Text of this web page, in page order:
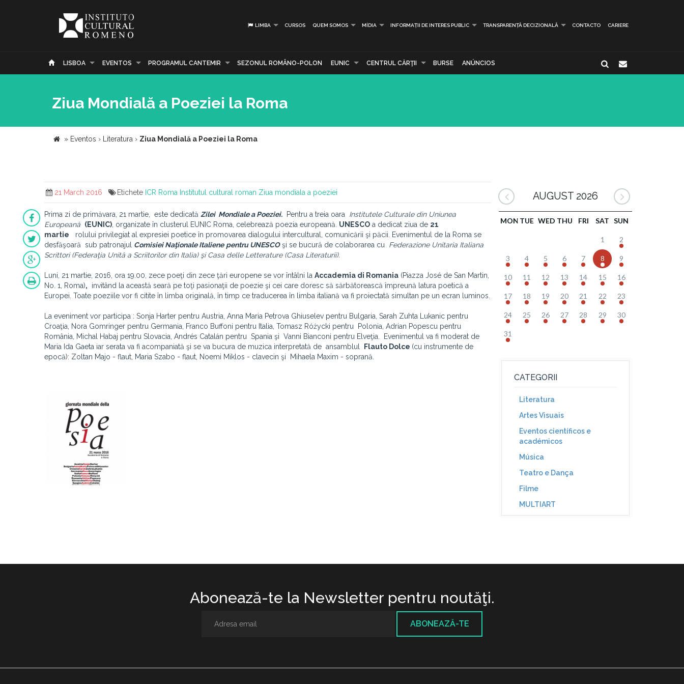
LIMBA CURSOS QUEM SOMOS MÍDIA INFORMAȚII DE INTERES PUBLIC TRANSPARENȚĂ DECIZIONALĂ CONTACTO CARIERE
LISBOA EVENTOS PROGRAMUL CANTEMIR SEZONUL ROMÂNO-POLON EUNIC CENTRUL CĂRŢII BURSE ANÚNCIOS
Ziua Mondială a Poeziei la Roma
» Eventos › Literatura › Ziua Mondială a Poeziei la Roma
21 March 2016 Etichete ICR Roma Institutul cultural roman Ziua mondiala a poeziei
Prima zi de primăvara, 21 martie, este dedicată Zilei Mondiale a Poeziei. Pentru a treia oara Institutele Culturaledin Uniunea
Europeană (EUNIC) , organizate în clusterul EUNIC Roma, celebrează poezia europeană. UNESCO a dedicat ziua de 21
martie
rolului privilegiat al expresiei poetice în promovarea dialogului intercultural, comunicării şi păcii. Evenimentul de la Roma se
desfăşoară sub patronajul Comisiei Naţionale Italiene pentru UNESCOşi se bucură de colaborarea cu Federazione Unitaria Italiana
Scrittori (Federaţia Unită a Scriitorilor din Italia) şi Casa delle Letterature (Casa Literaturii).
Luni, 21 martie, 2016, ora 19.00, zece poeţi din zece ţări europene se vor întâlni la Accademia di Romania (Piazza José de San Martin,
No. 1, Roma), invitând la această seară pe toţi pasionaţii de poezie şi cei care doresc să sărbătorească împreună latura poetică a
Europei. Toate poeziile vor fi citite în limba originală, în timp ce traducerea în limba italiană va fi proiectată simultan pe un ecran luminos.
La eveniment vor participa : Sonja Harter pentru Austria, Anna Maria Petrova Ghiuselev pentru Bulgaria, Sarah Zuhta Lukanic pentru
Croaţia, Nora Gomringer pentru Germania, Franco Buffoni pentru Italia, Tomasz Różycki pentru Polonia, Adrian Popescu pentru
România, Michal Habaj pentru Slovacia, Andrés Catalán pentru Spania şi Vanni Bianconi pentru Elveţia. Evenimentul va fi moderat de
Maria Ida Gaeta iar serata va fi acompaniată şi se va bucura de muzica interpretată de ansamblul
Flauto Dolce (cu instrumente de
epocă): Zoltan Majo - flaut, Maria Szabo - flaut, Noemi Miklos - clavecin şi Mihaela Maxim - soprană.
AUGUST 2026
MON TUE WED THU FRI SAT SUN
1 2
3 4 5 6 7 8 9
10 11 12 13 14 15 16
17 18 19 20 21 22 23
24 25 26 27 28 29 30
31
CATEGORII
Literatura
Artes Visuais
Eventos científicos e
académicos
Música
Teatro e Dança
Filme
MULTIART
Abonează-te la Newsletter pentru noutăţi.
ABONEAZĂ-TE